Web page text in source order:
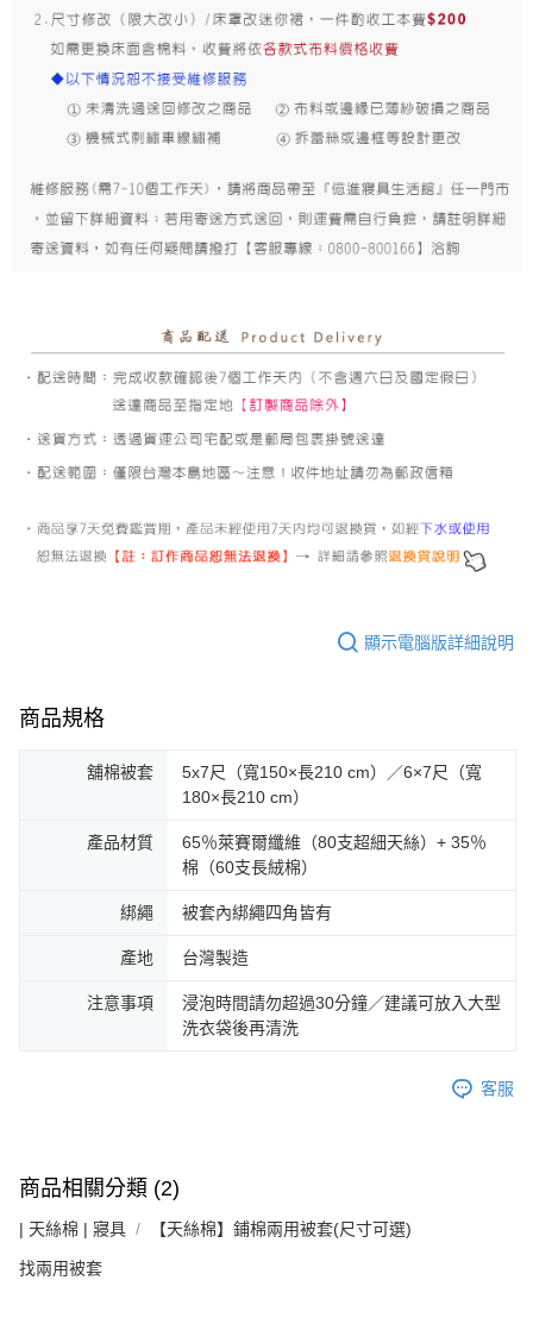
顯示電腦版詳細說明
商品規格
舖棉被套
5x7尺（寬150×長210 cm）／6×7尺（寬
180×長210 cm）
產品材質
65％萊賽爾纖維（80支超細天絲）+ 35％
棉（60支長絨棉）
綁繩 被套內綁繩四角皆有
產地 台灣製造
注意事項
浸泡時間請勿超過30分鐘／建議可放入大型
洗衣袋後再清洗
客服
商品相關分類 (2)
| 天絲棉 | 寢具 【天絲棉】鋪棉兩用被套(尺寸可選)
找兩用被套